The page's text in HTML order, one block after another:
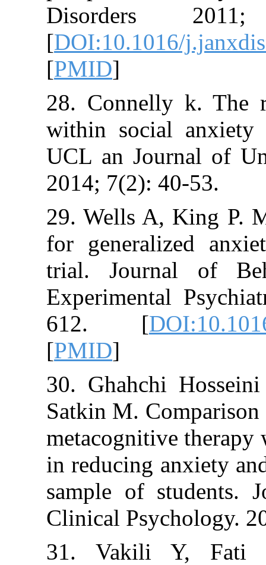
Disorders
[DOI:10.1016/
[
28. Connelly
within social
UCL an
2014; 7(2): 40-
29. Wells A,
for
trial. Journal
Experimental
612. [
[
30. Ghahchi
Satkin M.
metacognitive
in reducing
sample of
Clinical
31. Vakili